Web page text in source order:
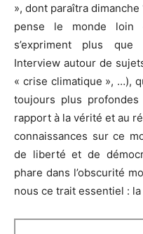
», dont paraîtra
pense le monde loin
s’expriment plus que
Interview autour de
« crise climatique », …),
toujours plus
rapport à la vérité et au
connaissances sur ce
de liberté et de
phare dans l’obscurité
nous ce trait essentiel :